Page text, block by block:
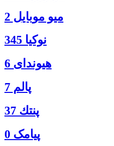
ميو موبايل 2
نوكيا 345
هیوندای 6
پالم 7
پنتك 37
پیامک 0